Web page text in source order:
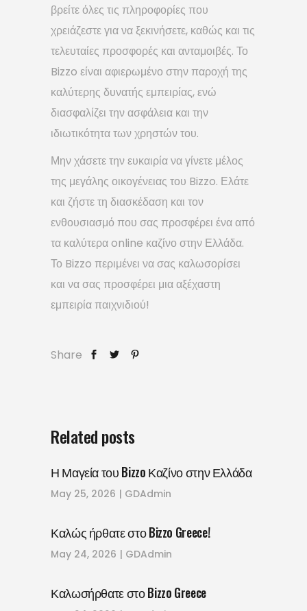
βρείτε όλες τις πληροφορίες που
χρειάζεστε για να ξεκινήσετε, καθώς και τις
τελευταίες προσφορές και ανταμοιβές. Το
Bizzo είναι αφιερωμένο στην παροχή της
καλύτερης δυνατής εμπειρίας, ενώ
διασφαλίζει την ασφάλεια και την
ιδιωτικότητα των χρηστών του.
Μην χάσετε την ευκαιρία να γίνετε μέλος
της μεγάλης οικογένειας του Bizzo. Ελάτε
και ζήστε τη διασκέδαση και τον
ενθουσιασμό που σας προσφέρει ένα από
τα καλύτερα online καζίνο στην Ελλάδα.
Το Bizzo περιμένει να σας καλωσορίσει
και να σας προσφέρει μια αξέχαστη
εμπειρία παιχνιδιού!
Share
Related posts
Η Μαγεία του Bizzo Καζίνο στην Ελλάδα
May 25, 2026 GDAdmin
Καλώς ήρθατε στο Bizzo Greece!
May 24, 2026 GDAdmin
Καλωσήρθατε στο Bizzo Greece